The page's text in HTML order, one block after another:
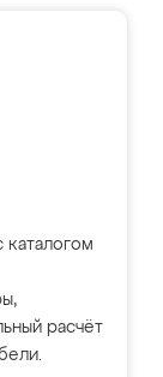
расчёт